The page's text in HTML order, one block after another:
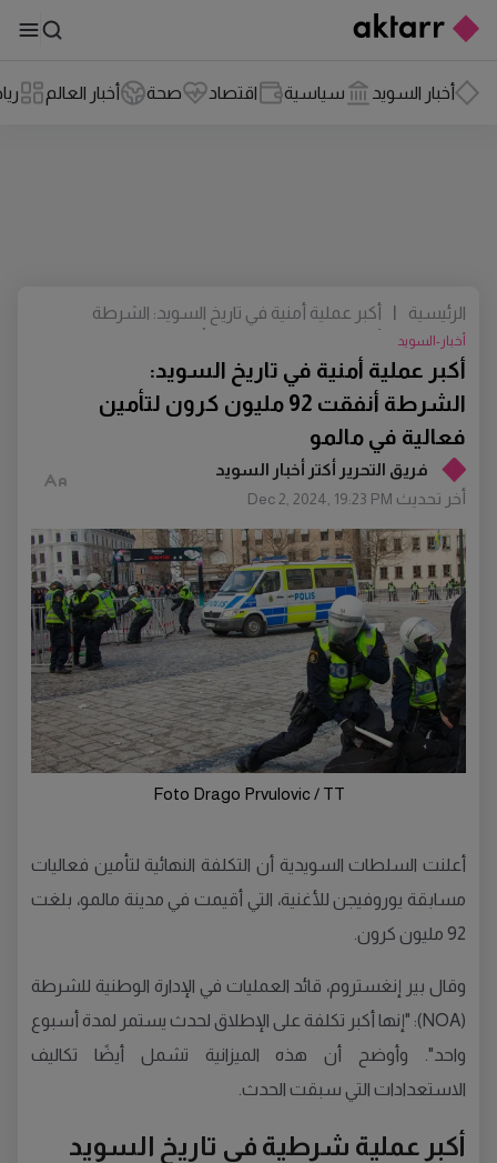
أخبار السويد سياسية اقتصاد صحة أخبار العالم
فريق التحرير أكتر أخبار السويد
أخر تحديث Dec 2, 2024, 19:23 PM
أكبر عملية أمنية في تاريخ السويد:
الشرطة أنفقت 92 مليون كرون لتأمين
فعالية في مالمو
أخبار-السويد
الرئيسية
أكبر عملية أمنية في تاريخ السويد: الشرطة
مالمو
Foto Drago Prvulovic / TT
أعلنت السلطات السويدية أن التكلفة النهائية لتأمين فعاليات
مسابقة يوروفيجن للأغنية، التي أقيمت في مدينة مالمو، بلغت
92 مليون كرون.
وقال بير إنغستروم، قائد العمليات في الإدارة الوطنية للشرطة
(NOA): "إنها أكبر تكلفة على الإطلاق لحدث يستمر لمدة أسبوع
واحد". وأوضح أن هذه الميزانية تشمل أيضًا تكاليف
الاستعدادات التي سبقت الحدث.
أكبر عملية شرطية في تاريخ السويد